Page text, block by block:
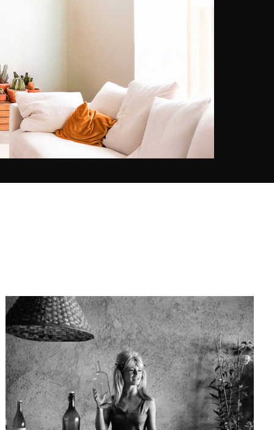
Edouard Boubat, Jean-Louis
Swiners, François Le Diascorn und
viele andere."